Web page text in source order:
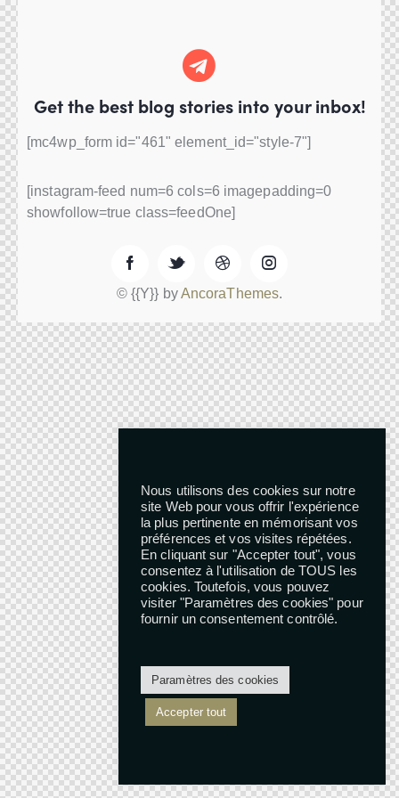
Get the best blog stories into your inbox!
[mc4wp_form id="461" element_id="style-7"]
[instagram-feed num=6 cols=6 imagepadding=0
showfollow=true class=feedOne]
© {{Y}} byAncoraThemes.
Nous utilisons des cookies sur notre
site Web pour vous offrir l'expérience
la plus pertinente en mémorisant vos
préférences et vos visites répétées.
En cliquant sur "Accepter tout", vous
consentez à l'utilisation de TOUS les
cookies. Toutefois, vous pouvez
visiter "Paramètres des cookies" pour
fournir un consentement contrôlé.
Paramètres des cookies
Accepter tout